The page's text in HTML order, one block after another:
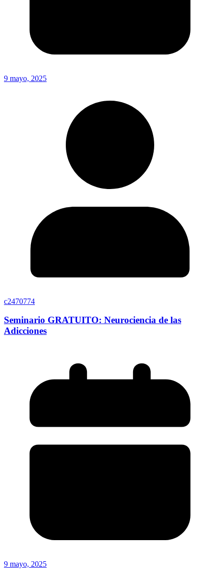
9 mayo, 2025
c2470774
Seminario GRATUITO: Neurociencia de las
Adicciones
9 mayo, 2025